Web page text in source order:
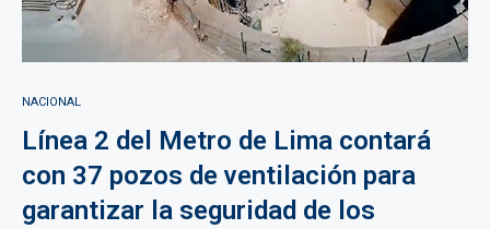
NACIONAL
Línea 2 del Metro de Lima contará
con 37 pozos de ventilación para
garantizar la seguridad de los